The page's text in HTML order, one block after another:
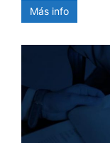
Más info